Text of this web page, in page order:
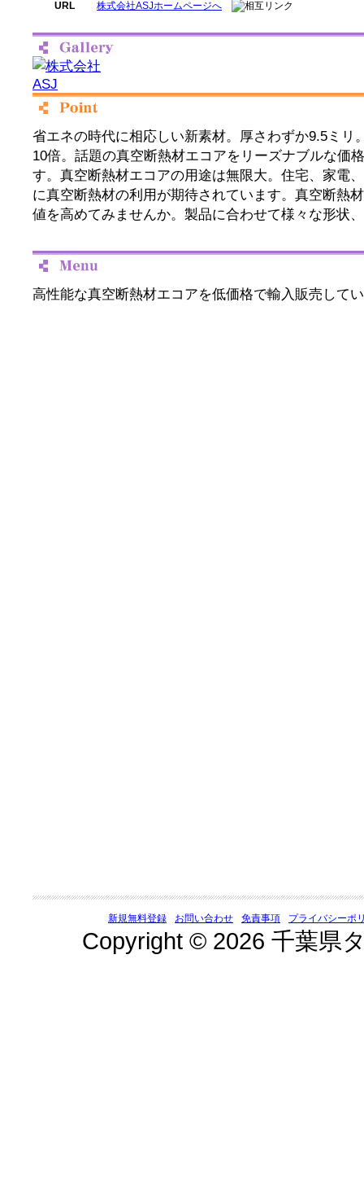
URL 株式会社ASJホームページへ
省エネの時代に相応しい新素材。厚さわずか9.5ミリ
10倍。話題の真空断熱材エコアをリーズナブルな価
す。真空断熱材エコアの用途は無限大。住宅、家電
に真空断熱材の利用が期待されています。真空断熱
値を高めてみませんか。製品に合わせて様々な形状
高性能な真空断熱材エコアを低価格で輸入販売して
新規無料登録 お問い合わせ 免責事項 プライバシーポ
Copyright © 2026 千葉県